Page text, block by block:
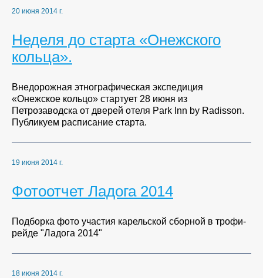
20 июня 2014 г.
Неделя до старта «Онежского
кольца».
Внедорожная этнографическая экспедиция
«Онежское кольцо» стартует 28 июня из
Петрозаводска от дверей отеля Park Inn by Radisson.
Публикуем расписание старта.
19 июня 2014 г.
Фотоотчет Ладога 2014
Подборка фото участия карельской сборной в трофи-
рейде "Ладога 2014"
18 июня 2014 г.